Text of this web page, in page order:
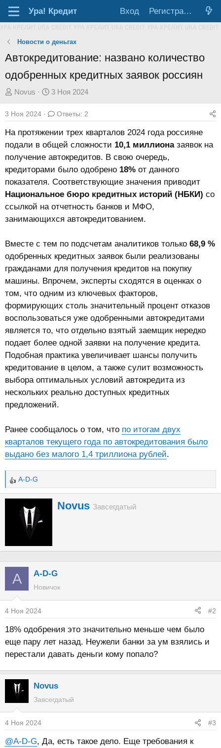
Ура! Кредит Вход Регистрация
Новости о деньгах
Автокредитование: названо количество
одобренных кредитных заявок россиян
А
в
т
т
е
м
ы
Novus
Д
а
т
ч
а
л
а
3 Ноя 2024
3 Ноя 2024 Ответы: 2
На протяжении трех кварталов 2024 года россияне
подали в общей сложности 10,1 миллионазаявок на
получение автокредитов. В свою очередь,
кредиторами было одобрено 18% от данного
показателя. Соответствующие значения приводит
Национальное бюро кредитных историй (НБКИ) со
ссылкой на отчетность банков и МФО,
занимающихся автокредитованием.
Вместе с тем по подсчетам аналитиков только 68,9 %
одобренных кредитных заявок были реализованы
гражданами для получения кредитов на покупку
машины. Впрочем, эксперты сходятся в оценках о
том, что одним из ключевых факторов,
формирующих столь значительный процент отказов
воспользоваться уже одобренными автокредитами
является то, что отдельно взятый заемщик нередко
подает более одной заявки на получение кредита.
Подобная практика увеличивает шансы получить
кредитование в целом, а также сулит возможность
выбора оптимальных условий автокредита из
нескольких реально доступных кредитных
предложений.
Ранее сообщалось о том, что по итогам двух
кварталов текущего года по автокредитования было
выдано без малого 1,4 триллиона рублей.
Р
е
и
A-D-G
А
р
Novus Завсегдатый
A A-D-G
Новичок
4 Ноя 2024 #2
18% одобрения это значительно меньше чем было
еще пару лет назад. Неужели банки за ум взялись и
перестали давать деньги кому попало?
Novus
Завсегдатый
4 Ноя 2024 #3
@A-D-G, Да, есть такое дело. Еще требования к